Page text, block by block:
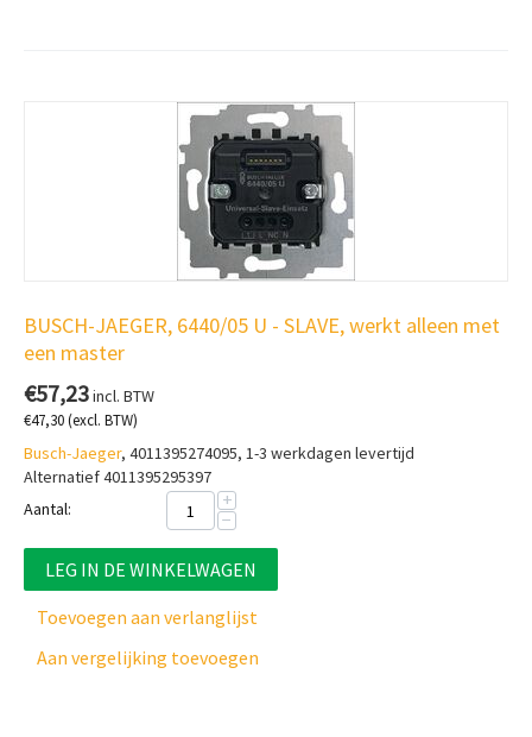
BUSCH-JAEGER, 6440/05 U - SLAVE, werkt alleen met
een master
€57,23incl. BTW
€47,30(excl. BTW)
Busch-Jaeger, 4011395274095, 1-3 werkdagen levertijd
Alternatief 4011395295397
Aantal:
+
−
LEG IN DE WINKELWAGEN
Toevoegen aan verlanglijst
Aan vergelijking toevoegen